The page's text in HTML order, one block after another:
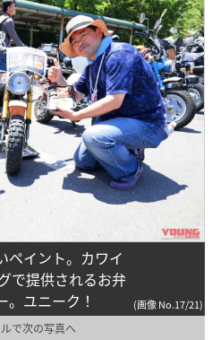
ペイント。カワイ
で提供されるお弁
ユニーク！
(画像 No.17/21)
で次の写真へ